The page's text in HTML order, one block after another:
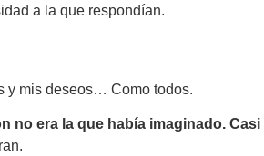
a la que respondían.
y mis deseos… Como todos.
no era la que había imaginado.